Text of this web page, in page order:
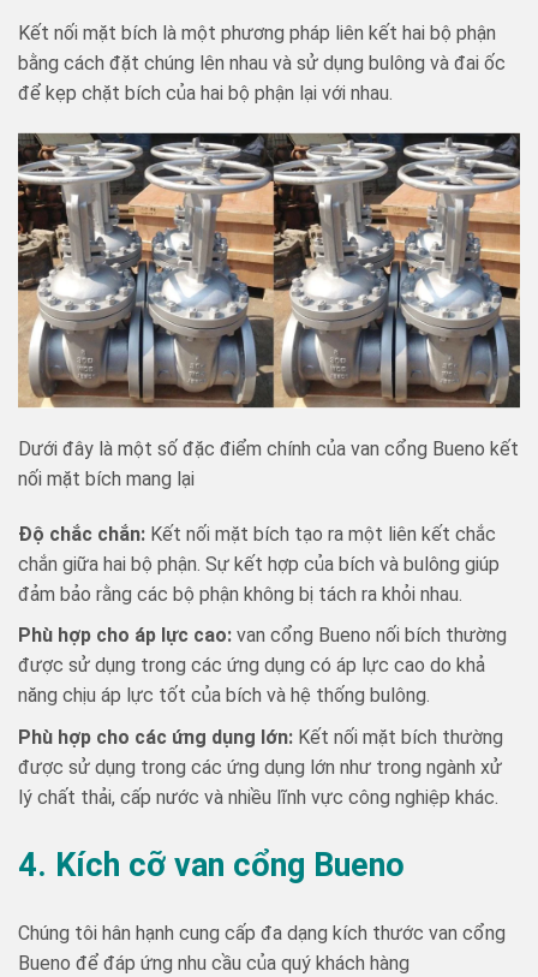
Kết nối mặt bích là một phương pháp liên kết hai bộ phận
bằng cách đặt chúng lên nhau và sử dụng bulông và đai ốc
để kẹp chặt bích của hai bộ phận lại với nhau.
Dưới đây là một số đặc điểm chính của van cổng Bueno kết
nối mặt bích mang lại
Độ chắc chắn: Kết nối mặt bích tạo ra một liên kết chắc
chắn giữa hai bộ phận. Sự kết hợp của bích và bulông giúp
đảm bảo rằng các bộ phận không bị tách ra khỏi nhau.
Phù hợp cho áp lực cao: van cổng Bueno nối bích thường
được sử dụng trong các ứng dụng có áp lực cao do khả
năng chịu áp lực tốt của bích và hệ thống bulông.
Phù hợp cho các ứng dụng lớn: Kết nối mặt bích thường
được sử dụng trong các ứng dụng lớn như trong ngành xử
lý chất thải, cấp nước và nhiều lĩnh vực công nghiệp khác.
4. Kích cỡ van cổng Bueno
Chúng tôi hân hạnh cung cấp đa dạng kích thước van cổng
Bueno để đáp ứng nhu cầu của quý khách hàng